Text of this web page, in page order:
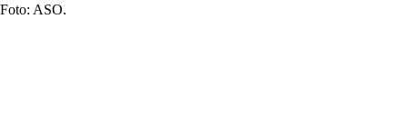
Foto: ASO.